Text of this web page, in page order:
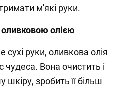
м'які руки.
олією
руки, оливкова олія
чудеса. Вона очистить і
зробить її більш